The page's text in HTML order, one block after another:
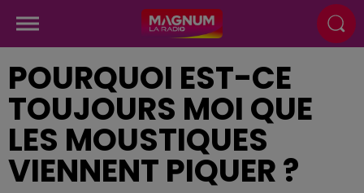
POURQUOI EST-CE
TOUJOURS MOI QUE
LES MOUSTIQUES
VIENNENT PIQUER ?